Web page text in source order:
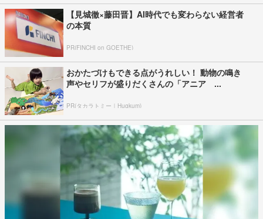
【見城徹×藤田晋】AI時代でも変わらない経営者
の本質
PR(FINCHI on GOETHE)
おかたづけもできる点がうれしい！ 動物の鳴き
声やセリフが盛りだくさんの「アニア ...
PR(タカラトミー｜Hugkum)